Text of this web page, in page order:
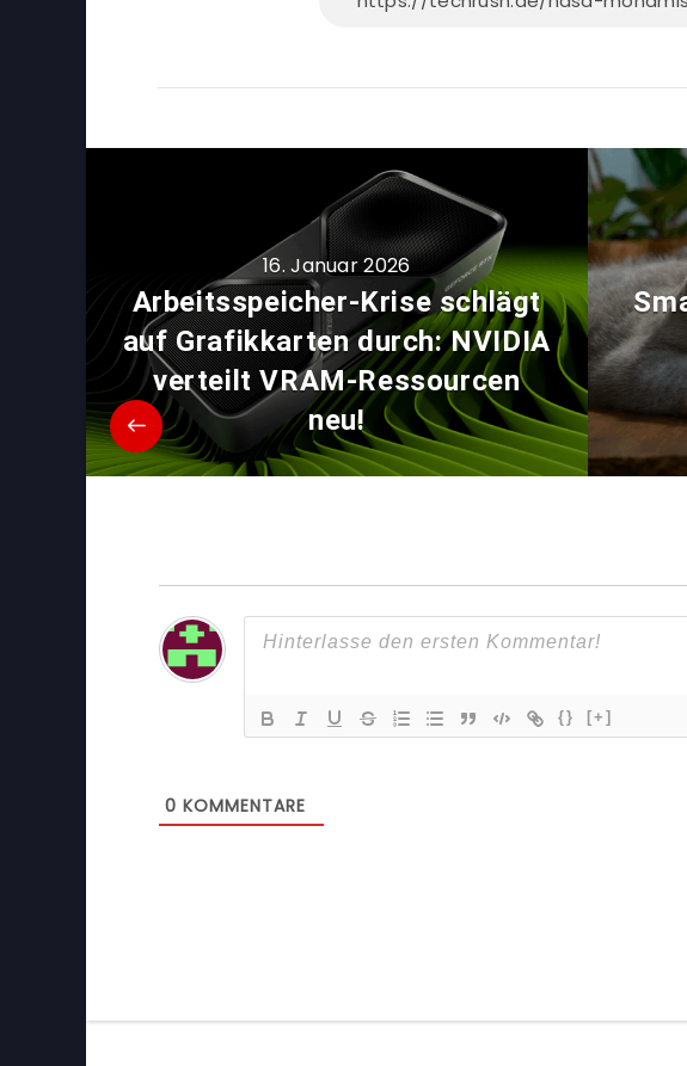
16. Januar 2026
Arbeitsspeicher-Krise schlägt
auf Grafikkarten durch: NVIDIA
verteilt VRAM-Ressourcen
neu!
{} [+]
0 KOMMENTARE